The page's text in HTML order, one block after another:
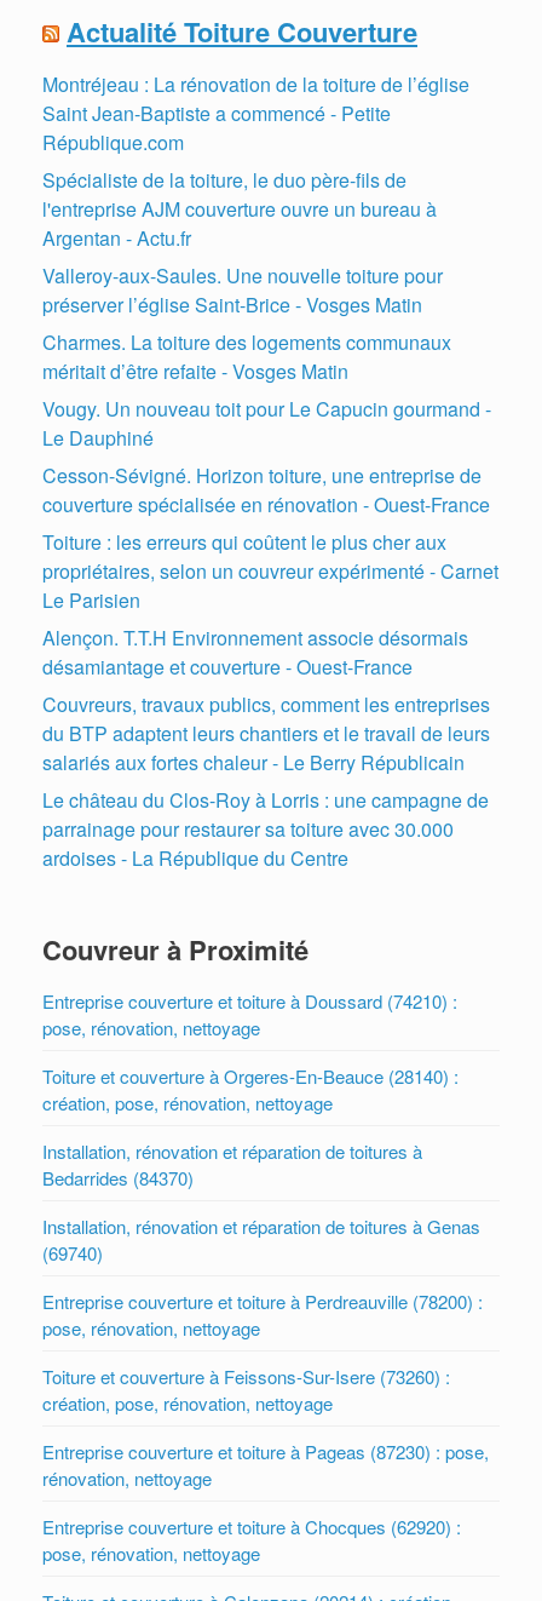
Actualité Toiture Couverture
Montréjeau : La rénovation de la toiture de l’église
Saint Jean-Baptiste a commencé - Petite
République.com
Spécialiste de la toiture, le duo père-fils de
l'entreprise AJM couverture ouvre un bureau à
Argentan - Actu.fr
Valleroy-aux-Saules. Une nouvelle toiture pour
préserver l’église Saint-Brice - Vosges Matin
Charmes. La toiture des logements communaux
méritait d’être refaite - Vosges Matin
Vougy. Un nouveau toit pour Le Capucin gourmand -
Le Dauphiné
Cesson-Sévigné. Horizon toiture, une entreprise de
couverture spécialisée en rénovation - Ouest-France
Toiture : les erreurs qui coûtent le plus cher aux
propriétaires, selon un couvreur expérimenté - Carnet
Le Parisien
Alençon. T.T.H Environnement associe désormais
désamiantage et couverture - Ouest-France
Couvreurs, travaux publics, comment les entreprises
du BTP adaptent leurs chantiers et le travail de leurs
salariés aux fortes chaleur - Le Berry Républicain
Le château du Clos-Roy à Lorris : une campagne de
parrainage pour restaurer sa toiture avec 30.000
ardoises - La République du Centre
Couvreur à Proximité
Entreprise couverture et toiture à Doussard (74210) :
pose, rénovation, nettoyage
Toiture et couverture à Orgeres-En-Beauce (28140) :
création, pose, rénovation, nettoyage
Installation, rénovation et réparation de toitures à
Bedarrides (84370)
Installation, rénovation et réparation de toitures à Genas
(69740)
Entreprise couverture et toiture à Perdreauville (78200) :
pose, rénovation, nettoyage
Toiture et couverture à Feissons-Sur-Isere (73260) :
création, pose, rénovation, nettoyage
Entreprise couverture et toiture à Pageas (87230) : pose,
rénovation, nettoyage
Entreprise couverture et toiture à Chocques (62920) :
pose, rénovation, nettoyage